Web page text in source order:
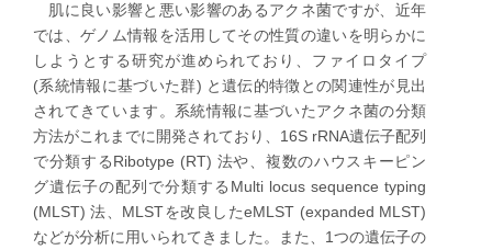
肌に良い影響と悪い影響のあるアクネ菌ですが、近年
では、ゲノム情報を活用してその性質の違いを明らかに
しようとする研究が進められており、ファイロタイプ
(系統情報に基づいた群) と遺伝的特徴との関連性が見出
されてきています。系統情報に基づいたアクネ菌の分類
方法がこれまでに開発されており、16S rRNA遺伝子配列
で分類するRibotype (RT) 法や、複数のハウスキーピン
グ遺伝子の配列で分類するMulti locus sequence typing
(MLST) 法、MLSTを改良したeMLST (expanded MLST)
などが分析に用いられてきました。また、1つの遺伝子の